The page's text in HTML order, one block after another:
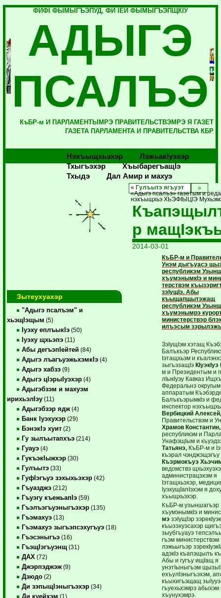
ФИФI ФЫМЫГЪЭПУД, ФИ IЕЙ ФЫМЫГЪЭПЩКIУ
АДЫГЭ
ПСАЛЪЭ
КъБР-м И ПАРЛАМЕНТЫМРЭ ПРАВИТЕЛЬСТВЭМРЭ Я ГАЗЕТ
ГАЗЕТА ПАРЛАМЕНТА И ПРАВИТЕЛЬСТВА КБР
Нэхъыщхьэхэр
Лэжьакlуэхэр
Тхыгъэхэр
Хъыбарегъащlэ
Тхыдэ
Дал Амир и махуэ
Зытеухуахэр
"Адыгэ псалъэм" и
хьэщIэщым (5)
Iуэху еплъыкIэ (50)
Iуэху щхьэпэ (11)
Абы дегъэпIейтей (84)
Адыгэ лъагъуэжьхэмкIэ (4)
Адыгэ хабзэ (9)
Адыгэ цIэрыIуэхэр (4)
Адыгэбзэм и махуэм
ирихьэлIэу (11)
Адыгэбзэр ядж (4)
Банк Iуэхухэр (29)
БэнэкIэ хуит (2)
Гу зылъытапхъэ (214)
Гуауэ (4)
ГукъэкIыжхэр (30)
Гулъытэ (33)
ГуфIэгъуэ зэхыхьэхэр (42)
Гъуазджэ (212)
Гъуэгу къежьапIэ (59)
Гъэлъэгъуэныгъэхэр (135)
Гъэмахуэ (13)
Гъэмахуэ зыгъэпсэхугъуэ (18)
Гъэсэныгъэ (16)
ГъэщIэгъуэнщ (31)
ДАХ (72)
Джэрпэджэж (9)
Дзюдо (2)
Ди зэпыщIэныгъэхэр (34)
Ди куейхэм (1)
« Гулъытэ ягъуэт
«Адыгэ псалъэ» газетым и
нэхъыщхьэ ХЬЭФIЫЦIЭ
р
2014-03-01
КъБР-м и
Унэм дыгъуасэ
республикэм
хъумэнымкIэ и
терствэм
зэIущIэ. Абы
къыщапщытэжащ
республикэм
хъумэнымрэ
министерствэр
илъэсым
ЗэIущIэм хэтащ
Балъкъэр
Iэтащхьэм и
зыгъэзащIэ
м и Президентым и
лIыкIуэу Кавказ
Федеральнэ
аппаратым
БалъкъэрымкIэ и
инспектор
Вербицкий Алексей,
Правительствэм и
Храмов Константин,
республикэм и
УнафэщIым и
Татьянэ,КъБР-м и
къэрал чэнджэщэгъу
Къэрмокъуэ
ведомствэ
администрацэхэм я
Iэтащхьэхэр,
IуэхущIапIэхэм я
хъыщхьэхэр.
КъБР-м узыншагъэр
хъумэнымкIэ и
мэзэIущIэр
къызэхуэсахэр
зыубгъуауэ
гъэм министерствэм
лэжьыгъэр
адэкIэ къапэщылъ
Абы и гугъу ищIащ я
унэтIыныгъэм
ехъулIэныгъэхэм,
къыхигъэщащ
гъуехьхэмрэ абыхэм
хъунухэмрэ.